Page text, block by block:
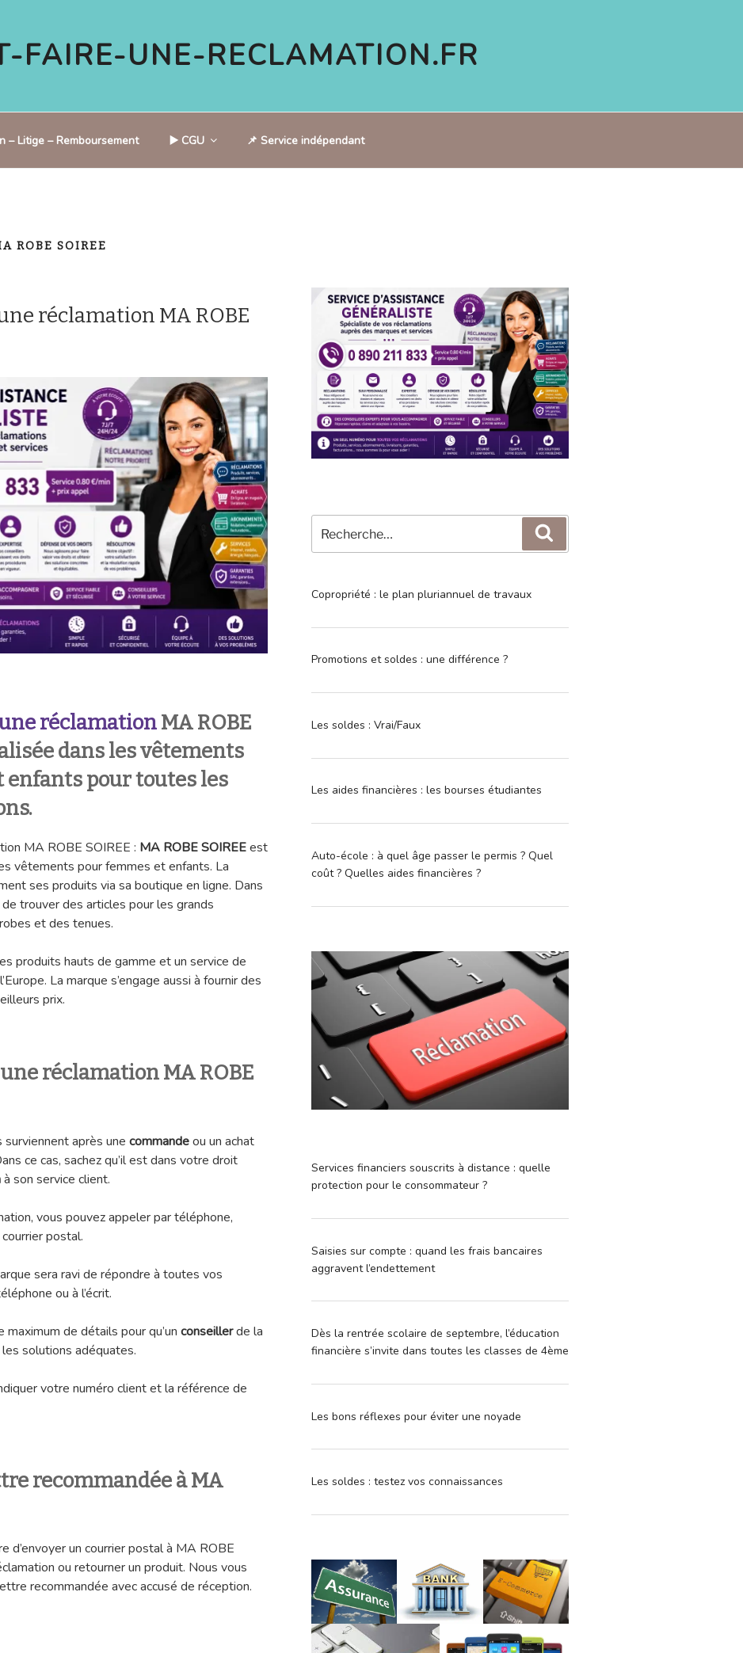
FAIRE-UNE-RECLAMATION.FR
– Litige – Remboursement ▶️ CGU 📌 Service indépendant
ROBE SOIREE
réclamation MA ROBE
réclamationMA ROBE
dans les vêtements
enfants pour toutes les
MA ROBE SOIREE : MA ROBE SOIREEest
vêtements pour femmes et enfants. La
ses produits via sa boutique en ligne. Dans
trouver des articles pour les grands
et des tenues.
produits hauts de gamme et un service de
La marque s’engage aussi à fournir des
prix.
réclamation MA ROBE
après une commandeou un achat
ce cas, sachez qu’il est dans votre droit
à son service client.
vous pouvez appeler par téléphone,
postal.
sera ravi de répondre à toutes vos
ou à l’écrit.
de détails pour qu’un conseillerde la
solutions adéquates.
votre numéro client et la référence de
recommandée à MA
d’envoyer un courrier postal à MA ROBE
ou retourner un produit. Nous vous
recommandée avec accusé de réception.
pour
:
Copropriété : le plan pluriannuel de travaux
Promotions et soldes : une différence ?
Les soldes : Vrai/Faux
Les aides financières : les bourses étudiantes
Auto-école : à quel âge passer le permis ? Quel
coût ? Quelles aides financières ?
Services financiers souscrits à distance : quelle
protection pour le consommateur ?
Saisies sur compte : quand les frais bancaires
aggravent l’endettement
Dès la rentrée scolaire de septembre, l’éducation
financière s’invite dans toutes les classes de 4ème
Les bons réflexes pour éviter une noyade
Les soldes : testez vos connaissances